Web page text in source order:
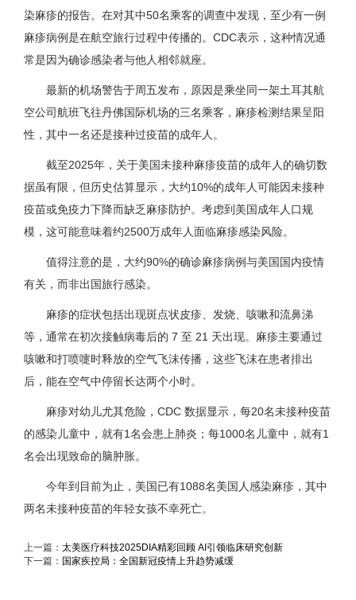
染麻疹的报告。在对其中50名乘客的调查中发现，至少有一例
麻疹病例是在航空旅行过程中传播的。CDC表示，这种情况通
常是因为确诊感染者与他人相邻就座。
最新的机场警告于周五发布，原因是乘坐同一架土耳其航
空公司航班飞往丹佛国际机场的三名乘客，麻疹检测结果呈阳
性，其中一名还是接种过疫苗的成年人。
截至2025年，关于美国未接种麻疹疫苗的成年人的确切数
据虽有限，但历史估算显示，大约10%的成年人可能因未接种
疫苗或免疫力下降而缺乏麻疹防护。考虑到美国成年人口规
模，这可能意味着约2500万成年人面临麻疹感染风险。
值得注意的是，大约90%的确诊麻疹病例与美国国内疫情
有关，而非出国旅行感染。
麻疹的症状包括出现斑点状皮疹、发烧、咳嗽和流鼻涕
等，通常在初次接触病毒后的 7 至 21 天出现。麻疹主要通过
咳嗽和打喷嚏时释放的空气飞沫传播，这些飞沫在患者排出
后，能在空气中停留长达两个小时。
麻疹对幼儿尤其危险，CDC 数据显示，每20名未接种疫苗
的感染儿童中，就有1名会患上肺炎；每1000名儿童中，就有1
名会出现致命的脑肿胀。
今年到目前为止，美国已有1088名美国人感染麻疹，其中
两名未接种疫苗的年轻女孩不幸死亡。
上一篇： 太美医疗科技2025DIA精彩回顾 AI引领临床研究创新
下一篇： 国家疾控局：全国新冠疫情上升趋势减缓